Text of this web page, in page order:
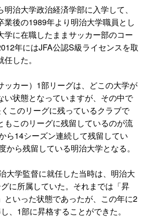
治大学政治経済学部に入学して、
業後の1989年より明治大学職員とし
学に在職したままサッカー部のコー
年にはJFA公認S級ライセンスを取
した。
ッカー）1部リーグは、どこの大学が
い状態となっていますが、その中で
このリーグに残っているクラブで
もこのリーグに残留しているのが流
ら14シーズン連続して残留してい
から残留している明治大学となる。
大学監督に就任した当時は、明治大
に所属していた。それまでは「昇
といった状態であったが、この年に2
、1部に昇格することができた。